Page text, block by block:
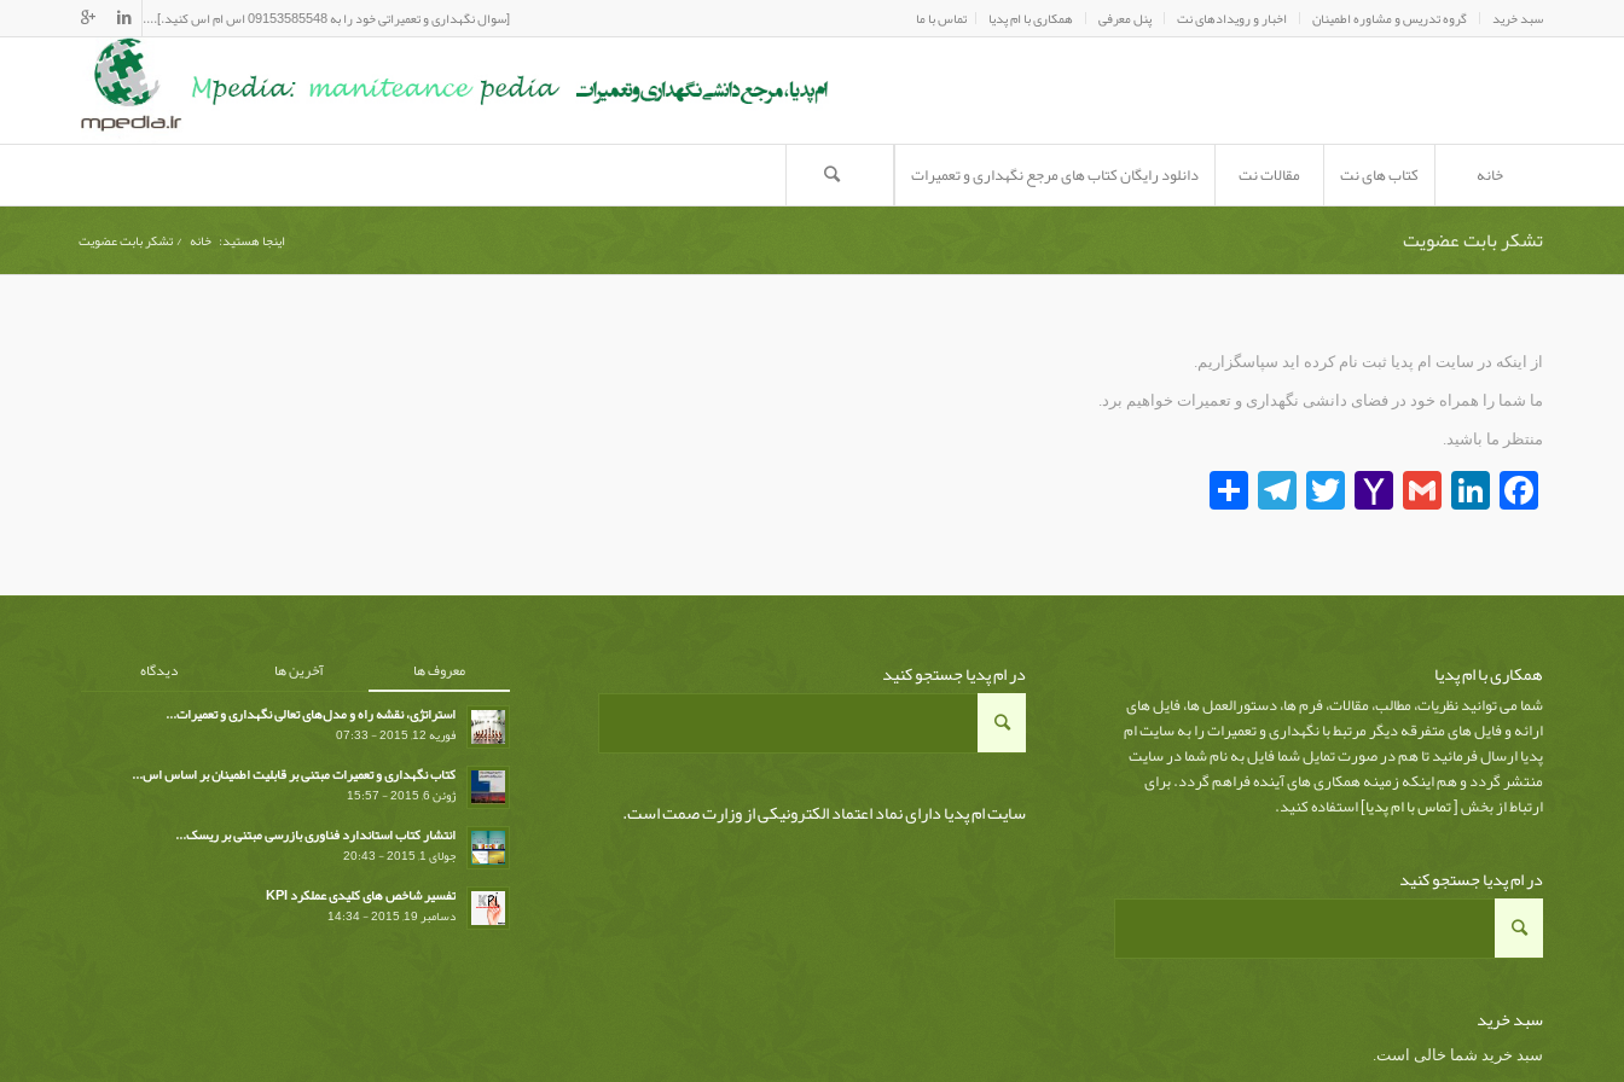
سبد خرید گروه تدریس و مشاوره اطمینان اخبار و رویدادهای نت پنل معرفی همکاری با ام پدیا تماس با ما [سوال نگهداری و تعمیراتی خود را به 09153585548 اس ام اس کنید.]....
خانه کتاب های نت مقالات نت دانلود رایگان کتاب های مرجع نگهداری و تعمیرات
تشکر بابت عضویت اینجا هستید: خانه /تشکر بابت عضویت
از اینکه در سایت ام پدیا ثبت نام کرده اید سپاسگزاریم.
ما شما را همراه خود در فضای دانشی نگهداری و تعمیرات خواهیم برد.
منتظر ما باشید.
Facebook
LinkedIn
Gmail
Yahoo
Twitter
Telegram
همکاری با ام پدیا
شما می توانید نظریات، مطالب، مقالات، فرم ها، دستورالعمل ها، فایل های
ارائه و فایل های متفرقه دیگر مرتبط با نگهداری و تعمیرات را به سایت ام
پدیا ارسال فرمائید تا هم در صورت تمایل شما فایل به نام شما در سایت
منتشر گردد و هم اینکه زمینه همکاری های آینده فراهم گردد. برای
ارتباط از بخش [تماس با ام پدیا] استفاده کنید.
در ام پدیا جستجو کنید
سبد خرید
سبد خرید شما خالی است.
در ام پدیا جستجو کنید
سایت ام پدیا دارای نماد اعتماد الکترونیکی از وزارت صمت است.
معروف ها آخرین ها دیدگاه
استراتژی، نقشه راه و مدل‌های تعالی نگهداری و تعمیرات...
فوریه 12, 2015 - 07:33
کتاب نگهداری و تعمیرات مبتنی بر قابلیت اطمینان بر اساس اس...
ژوئن 6, 2015 - 15:57
انتشار کتاب استاندارد فناوری بازرسی مبتنی بر ریسک...
جولای 1, 2015 - 20:43
تفسیر شاخص های کلیدی عملکرد KPI
دسامبر 19, 2015 - 14:34